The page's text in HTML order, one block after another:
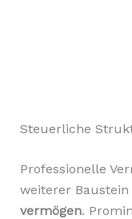
Steuerliche
Professionelle
weiterer Baustein
vermögen.